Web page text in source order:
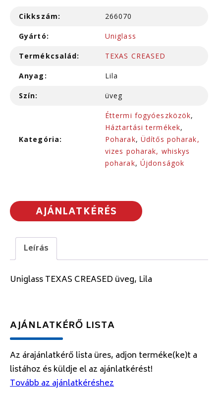
Cikkszám: 266070
Gyártó: Uniglass
Termékcsalád: TEXAS CREASED
Anyag: Lila
Szín: üveg
Kategória:
Éttermi fogyóeszközök,
Háztartási termékek,
Poharak, Üdítős poharak,
vizes poharak, whiskys
poharak, Újdonságok
AJÁNLATKÉRÉS
Leírás
Uniglass TEXAS CREASED üveg, Lila
AJÁNLATKÉRŐ LISTA
Az árajánlatkérő lista üres, adjon terméke(ke)t a
listához és küldje el az ajánlatkérést!
Tovább az ajánlatkéréshez